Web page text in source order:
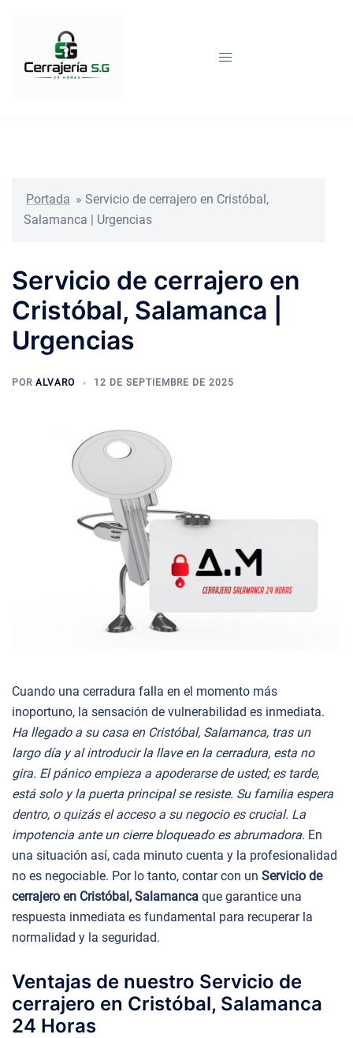
Portada » Servicio de cerrajero en Cristóbal,
Salamanca | Urgencias
Servicio de cerrajero en
Cristóbal, Salamanca |
Urgencias
POR ALVARO 12 DE SEPTIEMBRE DE 2025
Cuando una cerradura falla en el momento más
inoportuno, la sensación de vulnerabilidad es inmediata.
Ha llegado a su casa en Cristóbal, Salamanca, tras un
largo día y al introducir la llave en la cerradura, esta no
gira. El pánico empieza a apoderarse de usted; es tarde,
está solo y la puerta principal se resiste. Su familia espera
dentro, o quizás el acceso a su negocio es crucial. La
impotencia ante un cierre bloqueado es abrumadora. En
una situación así, cada minuto cuenta y la profesionalidad
no es negociable. Por lo tanto, contar con un Servicio de
cerrajero en Cristóbal, Salamanca que garantice una
respuesta inmediata es fundamental para recuperar la
normalidad y la seguridad.
Ventajas de nuestro Servicio de
cerrajero en Cristóbal, Salamanca
24 Horas